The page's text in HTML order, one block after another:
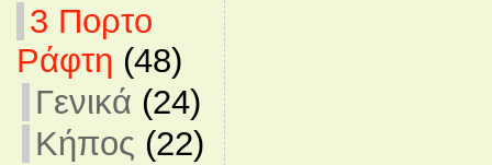
3 Πορτο
Ράφτη (48)
Γενικά (24)
Κήπος (22)